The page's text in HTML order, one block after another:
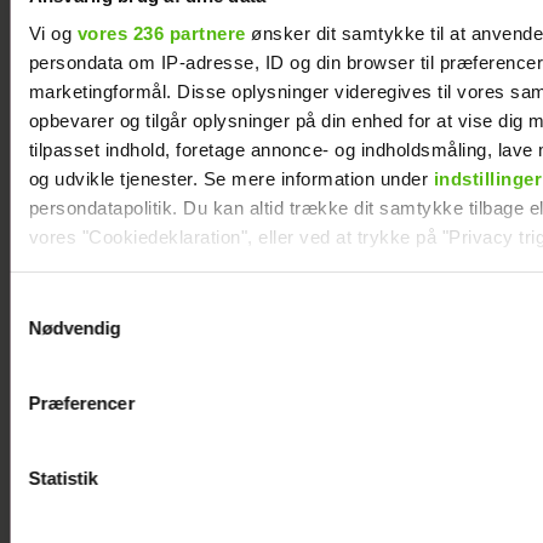
Vi og vores 236 partnere ønsker dit samtykke til at
persondata om IP-adresse, ID og din browser til
marketingformål. Disse oplysninger videregives til vores
opbevarer og tilgår oplysninger på din enhed for at vise dig
tilpasset indhold, foretage annonce- og indholdsmåling, lave
og udvikle tjenester. Se mere information under indstillinger
persondatapolitik. Du kan altid trække dit samtykke tilbage
vores "Cookiedeklaration", eller ved at trykke på "Privacy
Vi anvender egne cookies og cookies fra tredjeparter til at
generere statistik og huske dine præferencer samt til brug
Nødvendig
Præferencer
Statistik
kæreste